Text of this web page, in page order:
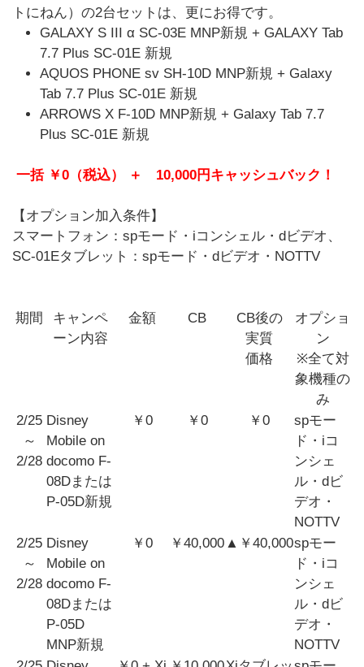
トにねん）の2台セットは、更にお得です。
GALAXY S III α SC-03E MNP新規 + GALAXY Tab
7.7 Plus SC-01E 新規
AQUOS PHONE sv SH-10D MNP新規 + Galaxy
Tab 7.7 Plus SC-01E 新規
ARROWS X F-10D MNP新規 + Galaxy Tab 7.7
Plus SC-01E 新規
一括 ￥0（税込） ＋ 10,000円キャッシュバック！
【オプション加入条件】
スマートフォン：spモード・iコンシェル・dビデオ、
SC-01Eタブレット：spモード・dビデオ・NOTTV
期間
キャンペ
ーン内容
金額 CB
CB後の
実質
価格
オプショ
ン
※全て対
象機種の
み
2/25
～
2/28
Disney
Mobile on
docomo F-
08Dまたは
P-05D新規
￥0 ￥0 ￥0
spモー
ド・iコ
ンシェ
ル・dビ
デオ・
NOTTV
2/25
～
2/28
Disney
Mobile on
docomo F-
08Dまたは
P-05D
MNP新規
￥0 ￥40,000 ▲￥40,000spモー
ド・iコ
ンシェ
ル・dビ
デオ・
NOTTV